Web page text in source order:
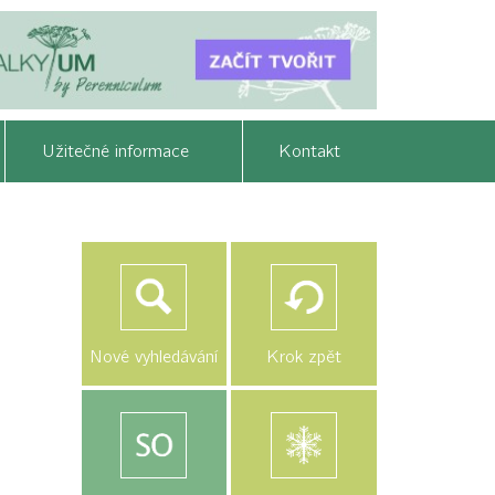
Užitečné informace Kontakt
Nové vyhledávání Krok zpět